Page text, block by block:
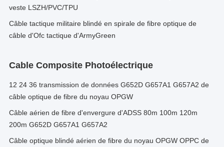
veste LSZH/PVC/TPU
Câble tactique militaire blindé en spirale de fibre optique de
câble d'Ofc tactique d'ArmyGreen
Cable Composite Photoélectrique
12 24 36 transmission de données G652D G657A1 G657A2 de
câble optique de fibre du noyau OPGW
Câble aérien de fibre d'envergure d'ADSS 80m 100m 120m
200m G652D G657A1 G657A2
Câble optique blindé aérien de fibre du noyau OPGW OPPC de